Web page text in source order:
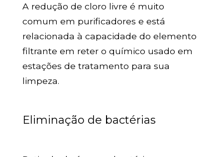
A redução de cloro livre é muito
comum em purificadores e está
relacionada à capacidade do elemento
filtrante em reter o químico usado em
estações de tratamento para sua
limpeza.
Eliminação de bactérias